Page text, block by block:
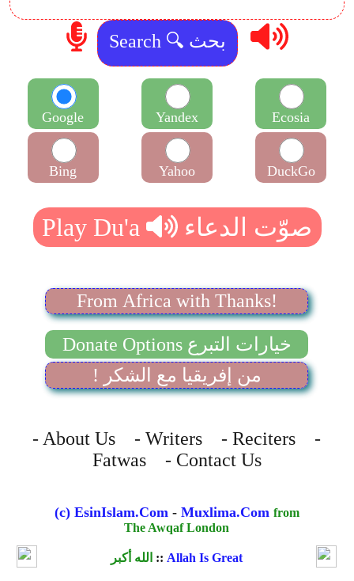
Google
Bing
Yandex
Yahoo
Ecosia
DuckGo
From Africa with Thanks!
Donate Options خيارات التبرع
! من إفريقيا مع الشكر
- About Us - Writers - Reciters -
Fatwas - Contact Us
(c) EsinIslam.Com- Muxlima.Com from
The Awqaf London
الله أكبر :: Allah Is Great